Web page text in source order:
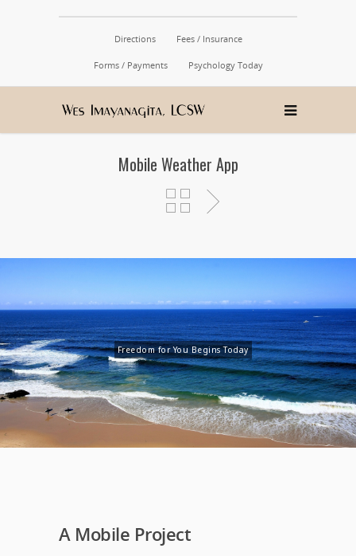
Directions Fees / Insurance
Forms / Payments Psychology Today
Mobile Weather App
Freedom for You Begins Today
A Mobile Project